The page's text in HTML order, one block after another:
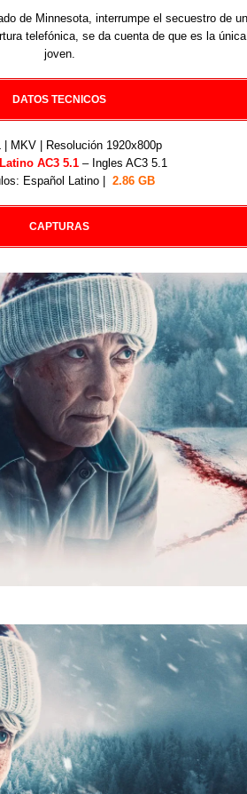
de Minnesota, interrumpe el secuestro de
telefónica, se da cuenta de que es la
joven.
DATOS TECNICOS
| MKV | Resolución 1920x800p
Latino AC3 5.1 – Ingles AC3 5.1
Español Latino |
2.86 GB
CAPTURAS